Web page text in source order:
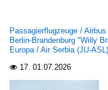
Passagierflugzeuge /
Berlin-Brandenburg "Willy
Europa / Air Serbia (JU-ASL)
 17. 01.07.2026